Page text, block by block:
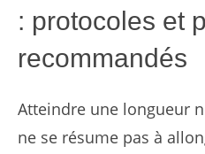
: protocoles et
recommandés
Atteindre une longueur
ne se résume pas à